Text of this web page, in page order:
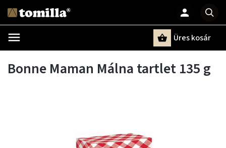
Üres kosár
Bonne Maman Málna tartlet 135 g